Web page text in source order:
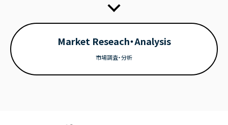
Market Reseach・Analysis
市場調査・分析